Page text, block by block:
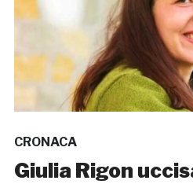
CRONACA
Giulia Rigon